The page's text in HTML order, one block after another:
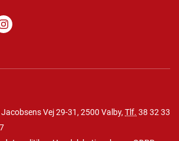
Vej 29-31, 2500 Valby, Tlf. 38 32 33